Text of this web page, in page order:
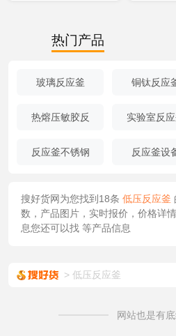
热门产品
玻璃反应釜 铜钛反应
热熔压敏胶反 实验室反
反应釜不锈钢 反应釜设
搜好货网为您找到18条 低压反应釜
数，产品图片，实时报价，价格详
息您还可以找 等产品信息
低压反应釜
网站也是有